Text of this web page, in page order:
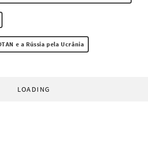
e a Rússia pela Ucrânia
LOADING